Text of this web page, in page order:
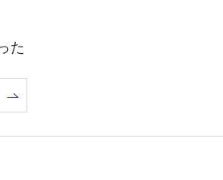
た